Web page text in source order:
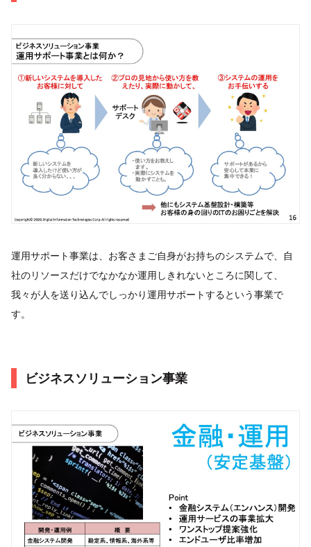
運用サポート事業は、お客さまご自身がお持ちのシステムで、自
社のリソースだけでなかなか運用しきれないところに関して、
我々が人を送り込んでしっかり運用サポートするという事業で
す。
ビジネスソリューション事業